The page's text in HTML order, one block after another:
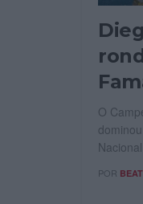
O
Nacional
POR